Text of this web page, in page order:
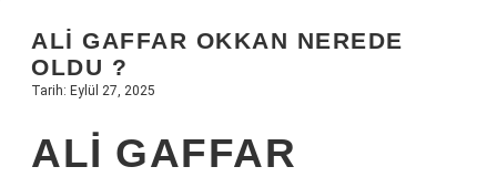
Hakkımızda
ALI GAFFAR OKKAN NEREDE
OLDU ?
Tarih: Eylül 27, 2025
ALI GAFFAR